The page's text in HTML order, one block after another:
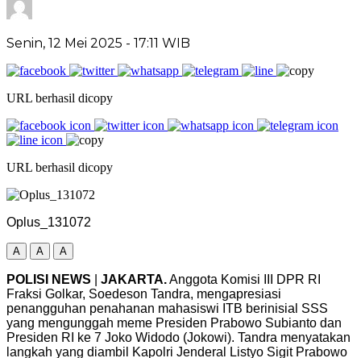
Senin, 12 Mei 2025 - 17:11 WIB
URL berhasil dicopy
URL berhasil dicopy
Oplus_131072
A A A
POLISI NEWS JAKARTA.Anggota Komisi III DPR RI
Fraksi Golkar, Soedeson Tandra, mengapresiasi
penangguhan penahanan mahasiswi ITB berinisial SSS
yang mengunggah meme Presiden Prabowo Subianto dan
Presiden RI ke 7 Joko Widodo (Jokowi). Tandra menyatakan
langkah yang diambil Kapolri Jenderal Listyo Sigit Prabowo